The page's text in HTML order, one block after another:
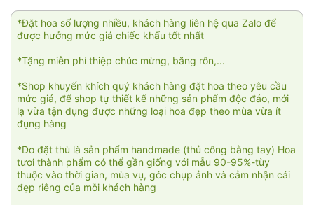
*Đặt hoa số lượng nhiều, khách hàng liên hệ qua Zalo để
được hưởng mức giá chiếc khấu tốt nhất
*Tặng miễn phí thiệp chúc mừng, băng rôn,...
*Shop khuyến khích quý khách hàng đặt hoa theo yêu cầu
mức giá, để shop tự thiết kế những sản phẩm độc đáo, mới
lạ vừa tận dụng được những loại hoa đẹp theo mùa vừa ít
đụng hàng
*Do đặt thù là sản phẩm handmade (thủ công bằng tay) Hoa
tươi thành phẩm có thể gần giống với mẫu 90-95%-tùy
thuộc vào thời gian, mùa vụ, góc chụp ảnh và cảm nhận cái
đẹp riêng của mỗi khách hàng